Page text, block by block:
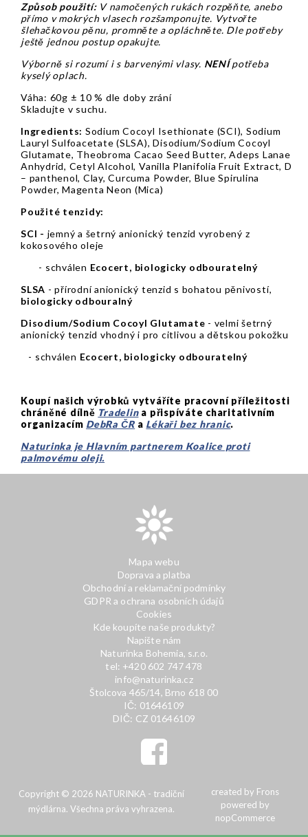
Způsob použití:V namočených rukách rozpěňte, anebo
přímo v mokrých vlasech rozšamponujte. Vytvořte
šlehačkovou pěnu, promněte a opláchněte. Dle potřeby
ještě jednou postup opakujte.
Výborně si rozumí i s barvenými vlasy. NENÍpotřeba
kyselý oplach.
Váha: 60g ± 10 % dle doby zrání
Skladujte v suchu.
Ingredients: Sodium Cocoyl Isethionate (SCI), Sodium
Lauryl Sulfoacetate (SLSA), Disodium/Sodium Cocoyl
Glutamate, Theobroma Cacao Seed Butter, Adeps Lanae
Anhydrid, Cetyl Alcohol, Vanilla Planifolia Fruit Extract, D
– panthenol, Clay, Curcuma Powder, Blue Spirulina
Powder, Magenta Neon (Mica)
Použité tenzidy:
SCI - jemný a šetrný anionický tenzid vyrobený z
kokosového oleje
- schválen Ecocert, biologicky odbouratelný
SLSA - přírodní anionický tenzid s bohatou pěnivostí,
biologicky odbouralný
Disodium/Sodium Cocoyl Glutamate - velmi šetrný
anionický tenzid vhodný i pro citlivou a dětskou pokožku
- schválen Ecocert, biologicky odbouratelný
Koupí našich výrobků vytváříte pracovní příležitosti
chráněné dílně Tradelina přispíváte charitativním
organizacím DebRa ČR a Lékaři bez hranic.
Naturinka je Hlavním partnerem Koalice proti
palmovému oleji.
Mapa webu
Doprava a platba
Obchodní a reklamační podmínky
GDPR a ochrana osobních údajů
Cookies
Kde koupíte naše produkty?
Napište nám
Naturinka Bohemia, s.r.o.
tel: +420 602 747 478
info@naturinka.cz
Štolcova 465/14, Brno 618 00
IČ: 01646109
DIČ: CZ 01646109
Copyright © 2026 NATURINKA - tradiční
mýdlárna. Všechna práva vyhrazena.
created by Frons
powered by
nopCommerce